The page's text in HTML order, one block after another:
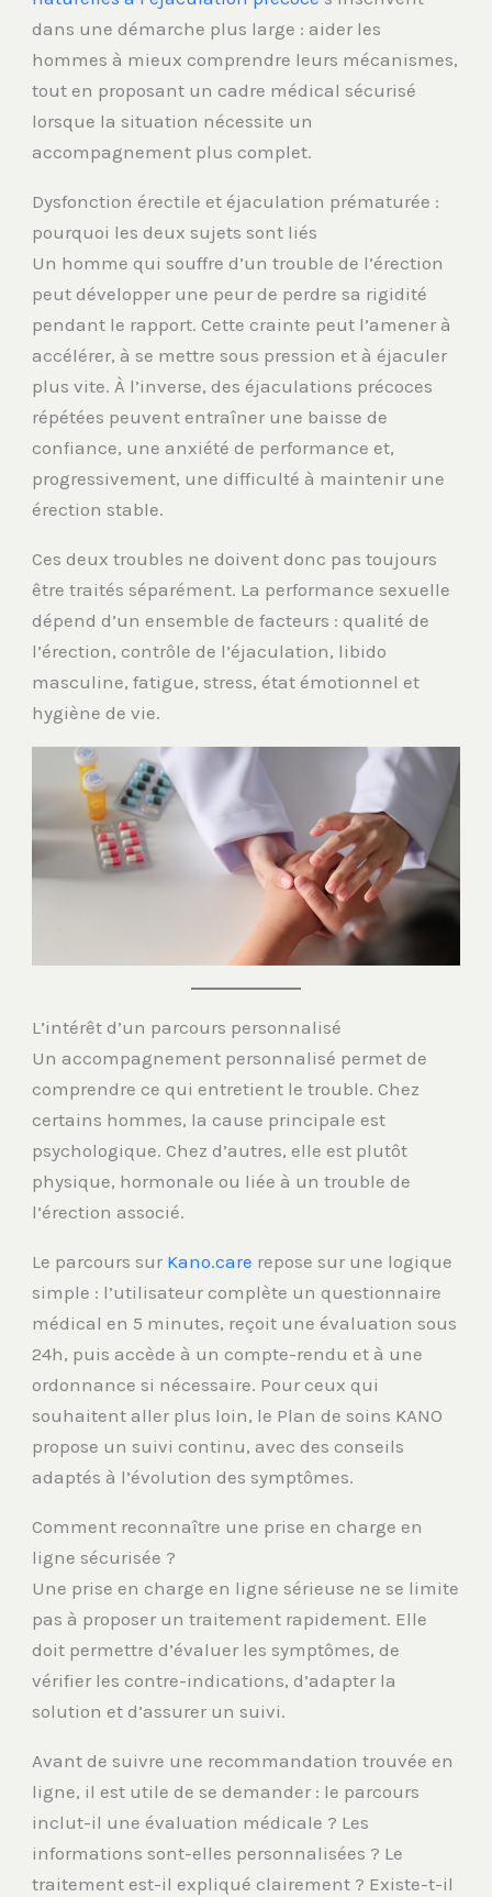
dans une démarche plus large : aider les
hommes à mieux comprendre leurs mécanismes,
tout en proposant un cadre médical sécurisé
lorsque la situation nécessite un
accompagnement plus complet.
Dysfonction érectile et éjaculation prématurée :
pourquoi les deux sujets sont liés
Un homme qui souffre d’un trouble de l’érection
peut développer une peur de perdre sa rigidité
pendant le rapport. Cette crainte peut l’amener à
accélérer, à se mettre sous pression et à éjaculer
plus vite. À l’inverse, des éjaculations précoces
répétées peuvent entraîner une baisse de
confiance, une anxiété de performance et,
progressivement, une difficulté à maintenir une
érection stable.
Ces deux troubles ne doivent donc pas toujours
être traités séparément. La performance sexuelle
dépend d’un ensemble de facteurs : qualité de
l’érection, contrôle de l’éjaculation, libido
masculine, fatigue, stress, état émotionnel et
hygiène de vie.
L’intérêt d’un parcours personnalisé
Un accompagnement personnalisé permet de
comprendre ce qui entretient le trouble. Chez
certains hommes, la cause principale est
psychologique. Chez d’autres, elle est plutôt
physique, hormonale ou liée à un trouble de
l’érection associé.
Le parcours sur Kano.care repose sur une logique
simple : l’utilisateur complète un questionnaire
médical en 5 minutes, reçoit une évaluation sous
24h, puis accède à un compte-rendu et à une
ordonnance si nécessaire. Pour ceux qui
souhaitent aller plus loin, le Plan de soins KANO
propose un suivi continu, avec des conseils
adaptés à l’évolution des symptômes.
Comment reconnaître une prise en charge en
ligne sécurisée ?
Une prise en charge en ligne sérieuse ne se limite
pas à proposer un traitement rapidement. Elle
doit permettre d’évaluer les symptômes, de
vérifier les contre-indications, d’adapter la
solution et d’assurer un suivi.
Avant de suivre une recommandation trouvée en
ligne, il est utile de se demander : le parcours
inclut-il une évaluation médicale ? Les
informations sont-elles personnalisées ? Le
traitement est-il expliqué clairement ? Existe-t-il